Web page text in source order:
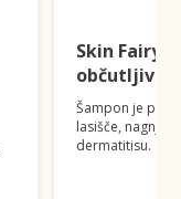
Skin
občutljivo
Šampon je
lasišče,
dermatitisu.